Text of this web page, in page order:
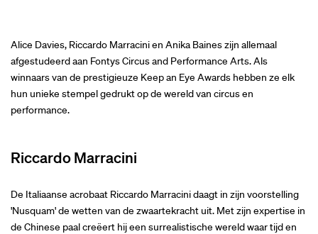
Alice Davies, Riccardo Marracini en Anika Baines zijn allemaal
afgestudeerd aan Fontys Circus and Performance Arts. Als
winnaars van de prestigieuze Keep an Eye Awards hebben ze elk
hun unieke stempel gedrukt op de wereld van circus en
performance.
Riccardo Marracini
De Italiaanse acrobaat Riccardo Marracini daagt in zijn voorstelling
'Nusquam' de wetten van de zwaartekracht uit. Met zijn expertise in
de Chinese paal creëert hij een surrealistische wereld waar tijd en